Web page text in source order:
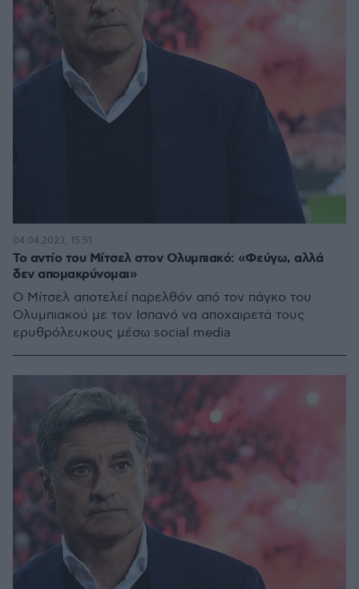
Το αντίο του Μίτσελ στον Ολυμπιακό: «Φεύγω, αλλά
δεν απομακρύνομαι»
Ο Μίτσελ αποτελεί παρελθόν από τον πάγκο του
Ολυμπιακού με τον Ισπανό να αποχαιρετά τους
ερυθρόλευκους μέσω social media
04.04.2023, 15:51